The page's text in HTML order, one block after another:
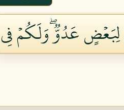
لِبَعۡضٍ عَدُوّٞۖ وَلَكُمۡ فِي